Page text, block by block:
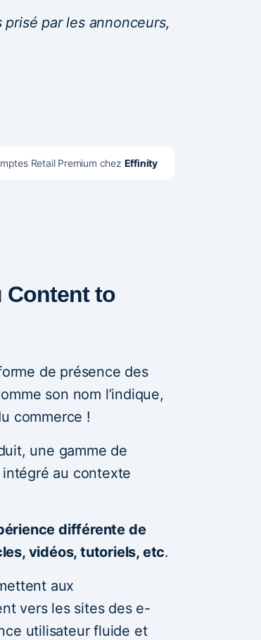
par les annonceurs,
Retail Premium chez Effinity
Content to
de présence des
son nom l’indique,
commerce !
une gamme de
au contexte
différente de
vidéos, tutoriels, etc.
aux
vers les sites des e-
utilisateur fluide et